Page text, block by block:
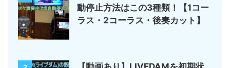
動停止方法はこの3種類！【1コー
ラス・2コーラス・後奏カット】